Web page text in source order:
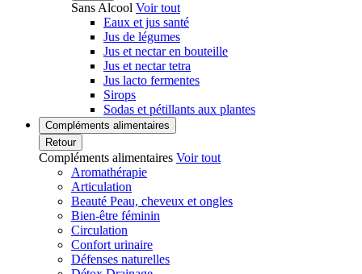
Sans Alcool Voir tout
Eaux et jus santé
Jus de légumes
Jus et nectar en bouteille
Jus et nectar tetra
Jus lacto fermentes
Sirops
Sodas et pétillants aux plantes
Compléments alimentaires
Retour
Compléments alimentaires Voir tout
Aromathérapie
Articulation
Beauté Peau, cheveux et ongles
Bien-être féminin
Circulation
Confort urinaire
Défenses naturelles